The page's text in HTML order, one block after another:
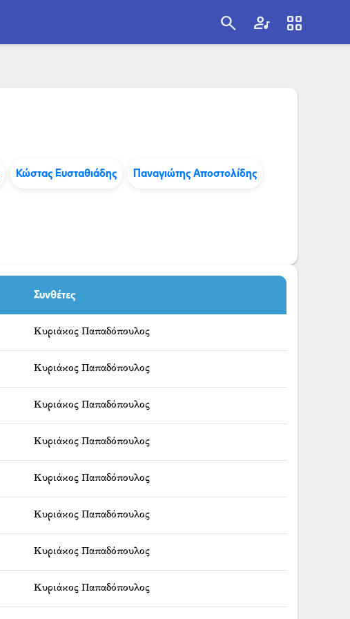
search artist view_cozy
Κώστας Ευσταθιάδης Παναγιώτης Αποστολίδης
Συνθέτες
Κυριάκος Παπαδόπουλος
Κυριάκος Παπαδόπουλος
Κυριάκος Παπαδόπουλος
Κυριάκος Παπαδόπουλος
Κυριάκος Παπαδόπουλος
Κυριάκος Παπαδόπουλος
Κυριάκος Παπαδόπουλος
Κυριάκος Παπαδόπουλος